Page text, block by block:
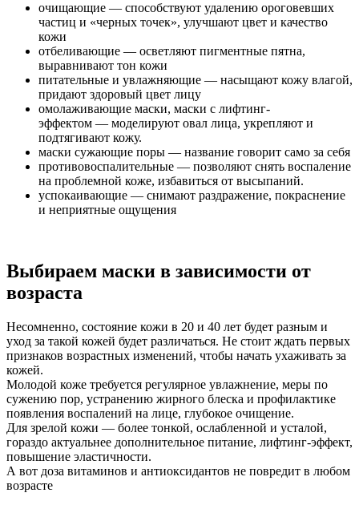
очищающие — способствуют удалению ороговевших
частиц и «черных точек», улучшают цвет и качество
кожи
отбеливающие — осветляют пигментные пятна,
выравнивают тон кожи
питательные и увлажняющие — насыщают кожу влагой,
придают здоровый цвет лицу
омолаживающие маски, маски с лифтинг-
эффектом — моделируют овал лица, укрепляют и
подтягивают кожу.
маски сужающие поры — название говорит само за себя
противовоспалительные — позволяют снять воспаление
на проблемной коже, избавиться от высыпаний.
успокаивающие — снимают раздражение, покраснение
и неприятные ощущения
Выбираем маски в зависимости от
возраста
Несомненно, состояние кожи в 20 и 40 лет будет разным и
уход за такой кожей будет различаться. Не стоит ждать первых
признаков возрастных изменений, чтобы начать ухаживать за
кожей.
Молодой коже требуется регулярное увлажнение, меры по
сужению пор, устранению жирного блеска и профилактике
появления воспалений на лице, глубокое очищение.
Для зрелой кожи — более тонкой, ослабленной и усталой,
гораздо актуальнее дополнительное питание, лифтинг-эффект,
повышение эластичности.
А вот доза витаминов и антиоксидантов не повредит в любом
возрасте